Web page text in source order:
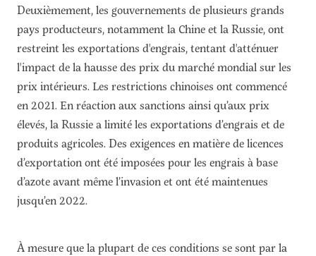
Deuxièmement, les gouvernements de plusieurs grands
pays producteurs, notamment la Chine et la Russie, ont
restreint les exportations d'engrais, tentant d'atténuer
l'impact de la hausse des prix du marché mondial sur les
prix intérieurs. Les restrictions chinoises ont commencé
en 2021. En réaction aux sanctions ainsi qu’aux prix
élevés, la Russie a limité les exportations d’engrais et de
produits agricoles. Des exigences en matière de licences
d’exportation ont été imposées pour les engrais à base
d’azote avant même l’invasion et ont été maintenues
jusqu’en 2022.
À mesure que la plupart de ces conditions se sont par la